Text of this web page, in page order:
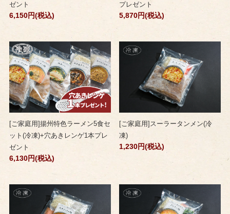
ゼント
6,150円(税込)
プレゼント
5,870円(税込)
[ご家庭用]揚州特色ラーメン5食セ
ット(冷凍)+穴あきレンゲ1本プレ
ゼント
6,130円(税込)
[ご家庭用]スーラータンメン(冷
凍)
1,230円(税込)